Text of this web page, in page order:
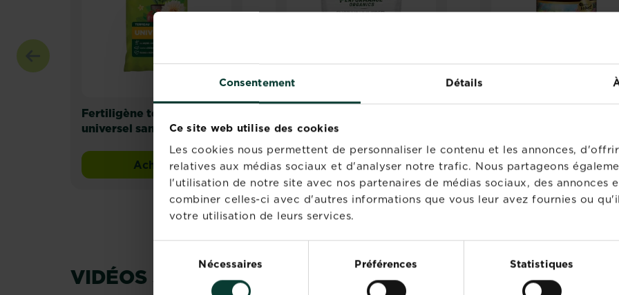
Consentement Détails
Ce site web utilise des cookies
Les cookies nous permettent de personnaliser le contenu et les annonces,
relatives aux médias sociaux et d'analyser notre trafic. Nous partageons
l'utilisation de notre site avec nos partenaires de médias sociaux, des annonces
combiner celles-ci avec d'autres informations que vous leur avez fournies ou
votre utilisation de leurs services.
consentement
Nécessaires Préférences Statistiques
Fertiligène terreau
universel sans tourbe
AcheterFertiligène terreau universel sans tourbe
organics engrais universel
granulés
AcheterFertiligène performance organics engrais
Trouver un
VIDÉOS SUGGÉRÉES